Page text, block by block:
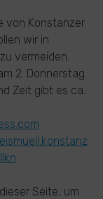
von Konstanzer
wir in
vermeiden.
2. Donnerstag
Zeit gibt es ca.
Seite, um